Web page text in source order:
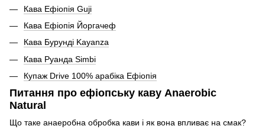
Кава Ефіопія Guji
Кава Ефіопія Йоргачеф
Кава Бурунді Kayanza
Кава Руанда Simbi
Купаж Drive 100% арабіка Ефіопія
Питання про ефіопську каву Anaerobic
Natural
Що таке анаеробна обробка кави і як вона впливає на смак?